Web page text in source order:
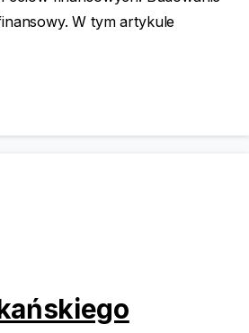
W tym artykule